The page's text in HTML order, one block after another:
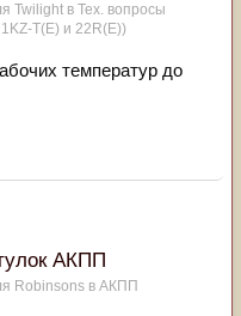
Twilight в Тех. вопросы
T(E) и 22R(Е))
температур до
АКПП
Robinsons в АКПП